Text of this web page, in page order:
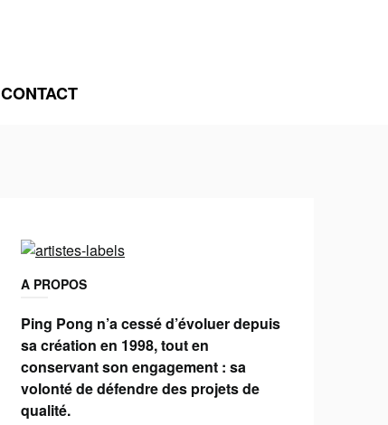
CONTACT
A PROPOS
Ping Pong n’a cessé d’évoluer depuis
sa création en 1998, tout en
conservant son engagement : sa
volonté de défendre des projets de
qualité.